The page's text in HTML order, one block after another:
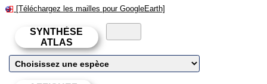
[Téléchargez les mailles pour GoogleEarth]